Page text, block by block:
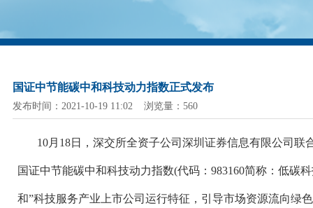
国证中节能碳中和科技动力指数正式发布
发布时间：2021-10-19 11:02 浏览量：560
10月18日，深交所全资子公司深圳证券信息有限公司联
国证中节能碳中和科技动力指数(代码：983160简称：低碳
和”科技服务产业上市公司运行特征，引导市场资源流向绿